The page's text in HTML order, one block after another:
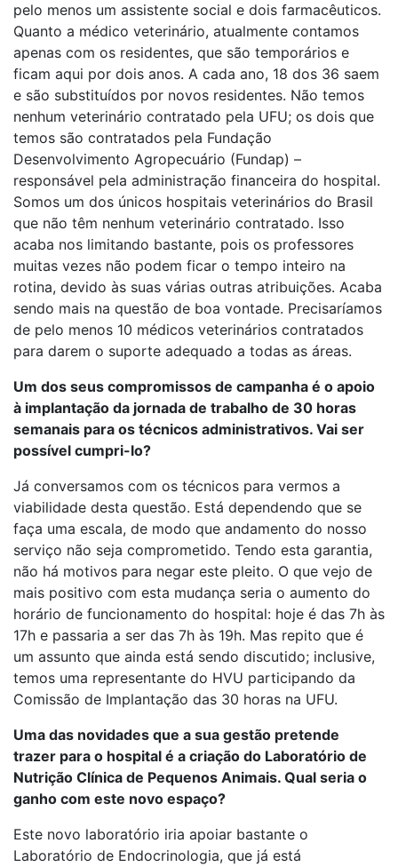
pelo menos um assistente social e dois farmacêuticos.
Quanto a médico veterinário, atualmente contamos
apenas com os residentes, que são temporários e
ficam aqui por dois anos. A cada ano, 18 dos 36 saem
e são substituídos por novos residentes. Não temos
nenhum veterinário contratado pela UFU; os dois que
temos são contratados pela Fundação
Desenvolvimento Agropecuário (Fundap) –
responsável pela administração financeira do hospital.
Somos um dos únicos hospitais veterinários do Brasil
que não têm nenhum veterinário contratado. Isso
acaba nos limitando bastante, pois os professores
muitas vezes não podem ficar o tempo inteiro na
rotina, devido às suas várias outras atribuições. Acaba
sendo mais na questão de boa vontade. Precisaríamos
de pelo menos 10 médicos veterinários contratados
para darem o suporte adequado a todas as áreas.
Um dos seus compromissos de campanha é o apoio
à implantação da jornada de trabalho de 30 horas
semanais para os técnicos administrativos. Vai ser
possível cumpri-lo?
Já conversamos com os técnicos para vermos a
viabilidade desta questão. Está dependendo que se
faça uma escala, de modo que andamento do nosso
serviço não seja comprometido. Tendo esta garantia,
não há motivos para negar este pleito. O que vejo de
mais positivo com esta mudança seria o aumento do
horário de funcionamento do hospital: hoje é das 7h às
17h e passaria a ser das 7h às 19h. Mas repito que é
um assunto que ainda está sendo discutido; inclusive,
temos uma representante do HVU participando da
Comissão de Implantação das 30 horas na UFU.
Uma das novidades que a sua gestão pretende
trazer para o hospital é a criação do Laboratório de
Nutrição Clínica de Pequenos Animais. Qual seria o
ganho com este novo espaço?
Este novo laboratório iria apoiar bastante o
Laboratório de Endocrinologia, que já está